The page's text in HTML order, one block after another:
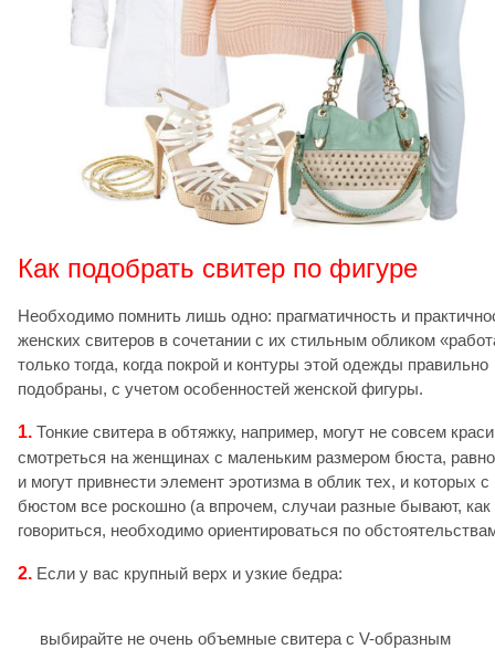
Как подобрать свитер по фигуре
Необходимо помнить лишь одно: прагматичность и
женских свитеров в сочетании с их стильным обликом
только тогда, когда покрой и контуры этой одежды правильно
подобраны, с учетом особенностей женской фигуры.
1. Тонкие свитера в обтяжку, например, могут не совсем
смотреться на женщинах с маленьким размером бюста,
и могут привнести элемент эротизма в облик тех, и которых с
бюстом все роскошно (а впрочем, случаи разные бывают, как
говориться, необходимо ориентироваться по
2. Если у вас крупный верх и узкие бедра:
выбирайте не очень объемные свитера с V-образным